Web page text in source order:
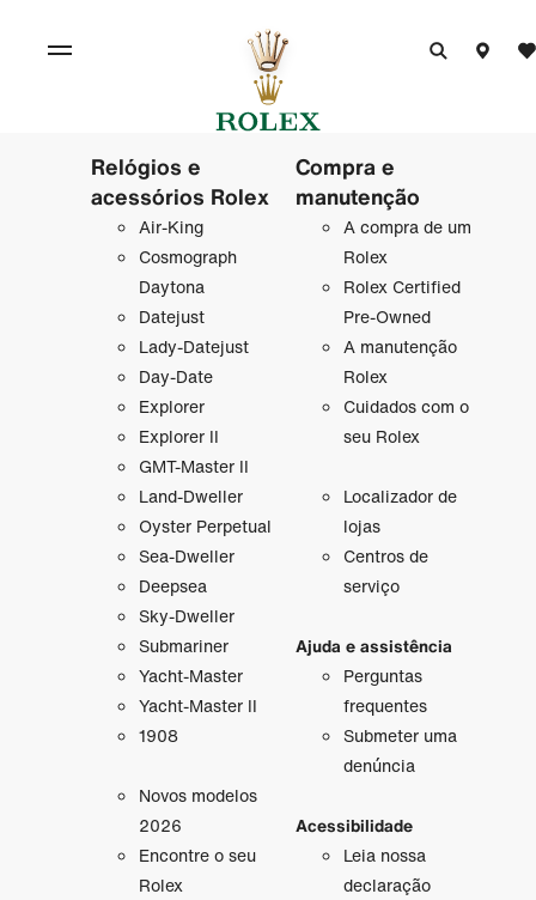
Relógios e
acessórios Rolex
Air-King
Cosmograph
Daytona
Datejust
Lady-Datejust
Day-Date
Explorer
Explorer II
GMT-Master II
Land-Dweller
Oyster Perpetual
Sea-Dweller
Deepsea
Sky-Dweller
Submariner
Yacht-Master
Yacht-Master II
1908
Novos modelos
2026
Encontre o seu
Rolex
Compra e
manutenção
A compra de um
Rolex
Rolex Certified
Pre-Owned
A manutenção
Rolex
Cuidados com o
seu Rolex
Localizador de
lojas
Centros de
serviço
Ajuda e assistência
Perguntas
frequentes
Submeter uma
denúncia
Acessibilidade
Leia nossa
declaração